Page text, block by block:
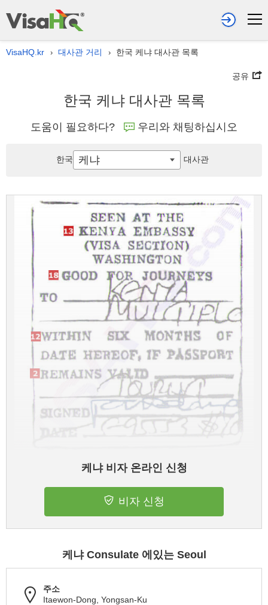
VisaHQ.kr › 대사관 거리 › 한국 케냐 대사관 목록
공유
한국 케냐 대사관 목록
도움이 필요하다? 우리와 채팅하십시오
케냐 비자 온라인 신청
비자 신청
케냐 Consulate 에있는 Seoul
주소
Itaewon-Dong, Yongsan-Ku
한국 케냐 대사관